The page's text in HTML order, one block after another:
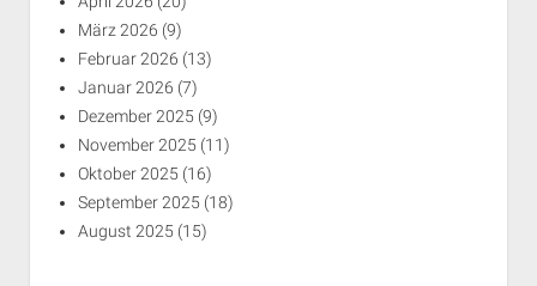
März 2026 (9)
Februar 2026 (13)
Januar 2026 (7)
Dezember 2025 (9)
November 2025 (11)
Oktober 2025 (16)
September 2025 (18)
August 2025 (15)